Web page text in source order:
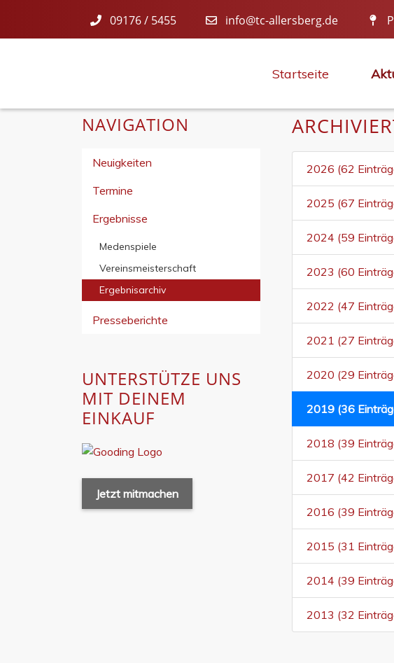
09176 / 5455 info@tc-allersberg.de
Startseite
2026 (62
2025 (67
2024 (59
2023 (60
2022 (47
2021 (27
2020 (29
2019 (36
2018 (39
2017 (42
2016 (39
2015 (31
2014 (39
2013 (32
NAVIGATION
Neuigkeiten
Termine
Ergebnisse
Medenspiele
Vereinsmeisterschaft
Ergebnisarchiv
Presseberichte
UNTERSTÜTZE UNS
MIT DEINEM
EINKAUF
Jetzt mitmachen